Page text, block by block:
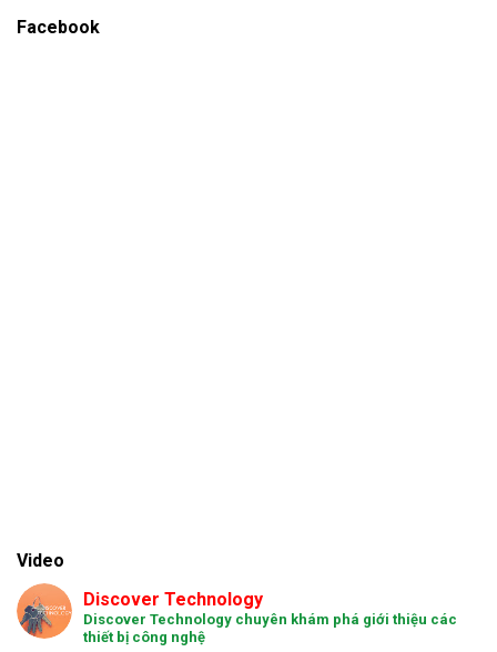
Facebook
Video
Discover Technology
Discover Technology chuyên khám phá giới thiệu các
thiết bị công nghệ